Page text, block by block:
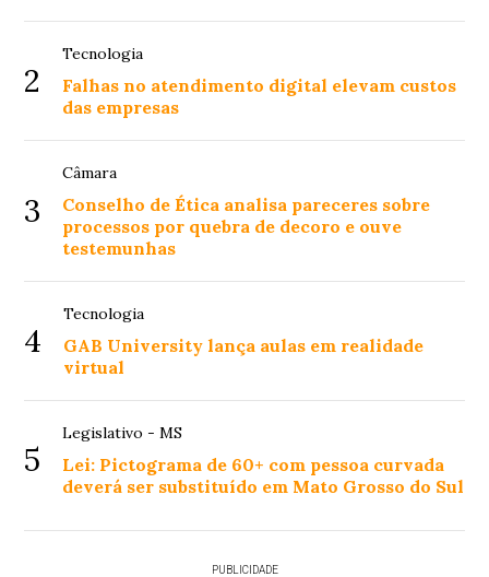
2
Tecnologia
Falhas no atendimento digital elevam custos
das empresas
3
Câmara
Conselho de Ética analisa pareceres sobre
processos por quebra de decoro e ouve
testemunhas
4
Tecnologia
GAB University lança aulas em realidade
virtual
5
Legislativo - MS
Lei: Pictograma de 60+ com pessoa curvada
deverá ser substituído em Mato Grosso do Sul
PUBLICIDADE